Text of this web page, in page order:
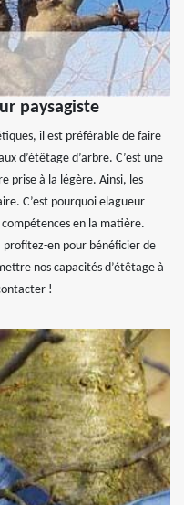
paysagiste
il est préférable de faire
d’étêtage d’arbre. C’est une
prise à la légère. Ainsi, les
C’est pourquoi elagueur
en la matière.
profitez-en pour bénéficier de
nos capacités d’étêtage à
!